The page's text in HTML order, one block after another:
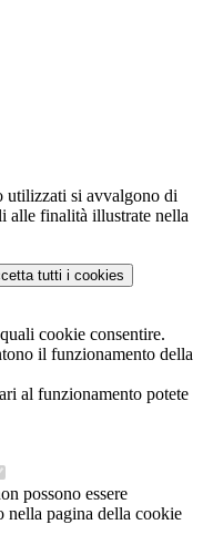
utilizzati si avvalgono di
alle finalità illustrate nella
tutti i cookies
cookie consentire.
il funzionamento della
al funzionamento potete
possono essere
nella pagina della cookie